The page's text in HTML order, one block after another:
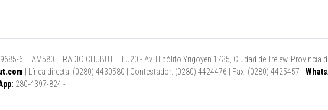
6 – AM580 – RADIO CHUBUT – LU20 - Av. Hipólito Yrigoyen 1735, Ciudad de Trelew,
| Línea directa: (0280) 4430580 | Contestador: (0280) 4424476 | Fax: (0280) 4425457 -
280-4397-824 -